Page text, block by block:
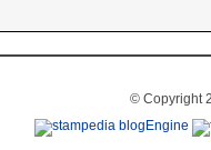
© Copyright